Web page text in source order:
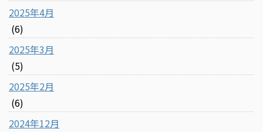
2025年4月
(6)
2025年3月
(5)
2025年2月
(6)
2024年12月